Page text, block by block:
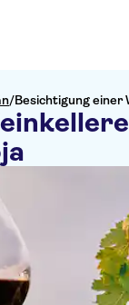
/Besichtigung einer